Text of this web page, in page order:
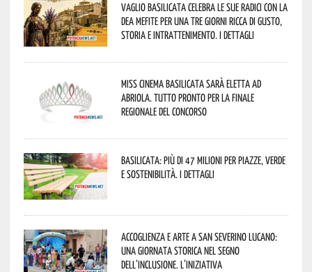
Vaglio Basilicata celebra le sue radici con la
Dea Mefite per una tre giorni ricca di gusto,
storia e intrattenimento. I dettagli
Miss Cinema Basilicata sarà eletta ad
Abriola. Tutto pronto per la finale
regionale del concorso
Basilicata: più di 47 milioni per piazze, verde
e sostenibilità. I dettagli
Accoglienza e arte a San Severino Lucano:
una giornata storica nel segno
dell’inclusione. L’iniziativa